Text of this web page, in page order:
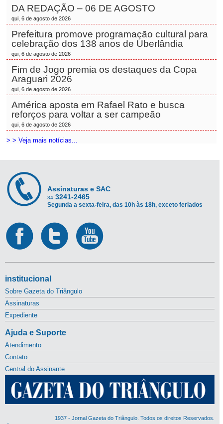
DA REDAÇÃO – 06 DE AGOSTO
qui, 6 de agosto de 2026
Prefeitura promove programação cultural para
celebração dos 138 anos de Uberlândia
qui, 6 de agosto de 2026
Fim de Jogo premia os destaques da Copa
Araguari 2026
qui, 6 de agosto de 2026
América aposta em Rafael Rato e busca
reforços para voltar a ser campeão
qui, 6 de agosto de 2026
> > Veja mais notícias...
Assinaturas e SAC
34 3241-2465
Segunda a sexta-feira, das 10h às 18h, exceto feriados
institucional
Sobre Gazeta do Triângulo
Assinaturas
Expediente
Ajuda e Suporte
Atendimento
Contato
Central do Assinante
1937 - Jornal Gazeta do Triângulo. Todos os direitos Reservados.